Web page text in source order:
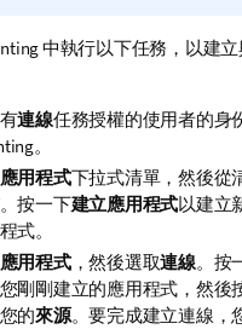
中執行以下任務，以建
連線任務授權的使用者的身
。
應用程式下拉式清單，然後從
。按一下建立應用程式以建立
式。
應用程式，然後選取連線。按
剛剛建立的應用程式，然後
的來源。要完成建立連線，